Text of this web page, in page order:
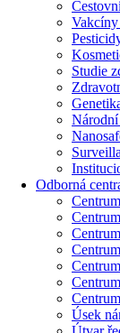
Studie
Odborná
Úsek